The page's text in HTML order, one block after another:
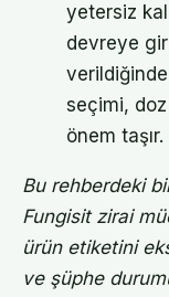
yetersiz
devreye
seçimi,
önem taşır.
Bu rehberdeki
Fungisit zirai
ürün etiketini
ve şüphe